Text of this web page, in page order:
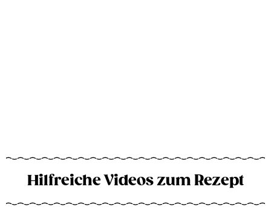
Hilfreiche Videos zum Rezept